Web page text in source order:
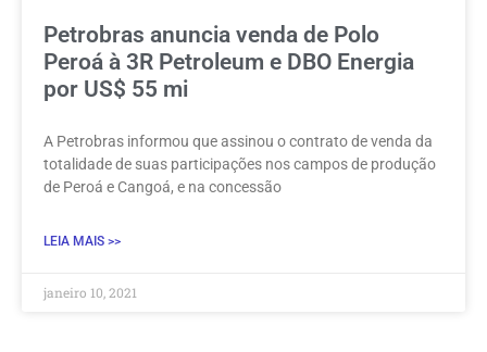
Petrobras anuncia venda de Polo
Peroá à 3R Petroleum e DBO Energia
por US$ 55 mi
A Petrobras informou que assinou o contrato de venda da
totalidade de suas participações nos campos de produção
de Peroá e Cangoá, e na concessão
LEIA MAIS >>
janeiro 10, 2021